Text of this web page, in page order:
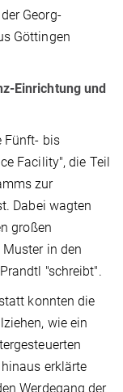
Georg-
Göttingen
Einrichtung und
Fünft- bis
Facility", die Teil
zur
Dabei wagten
großen
in den
"schreibt".
konnten die
wie ein
erklärte
Werdegang der